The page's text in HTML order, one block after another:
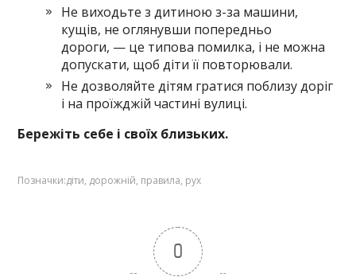
Не виходьте з дитиною з-за машини,
кущів, не оглянувши попередньо
дороги, — це типова помилка, і не можна
допускати, щоб діти її повторювали.
Не дозволяйте дітям гратися поблизу доріг
і на проїжджій частині вулиці.
Бережіть себе і своїх близьких.
Позначки:діти, дорожній, правила, рух
0